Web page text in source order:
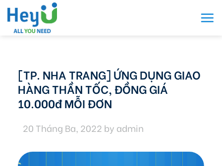
Skip
to
content
[TP. NHA TRANG] ỨNG DỤNG GIAO
HÀNG THẦN TỐC, ĐỒNG GIÁ
10.000đ MỖI ĐƠN
20 Tháng Ba, 2022 by admin